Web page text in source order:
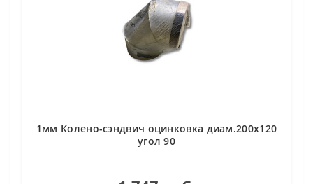
1мм Колено-сэндвич оцинковка диам.200х120
угол 90